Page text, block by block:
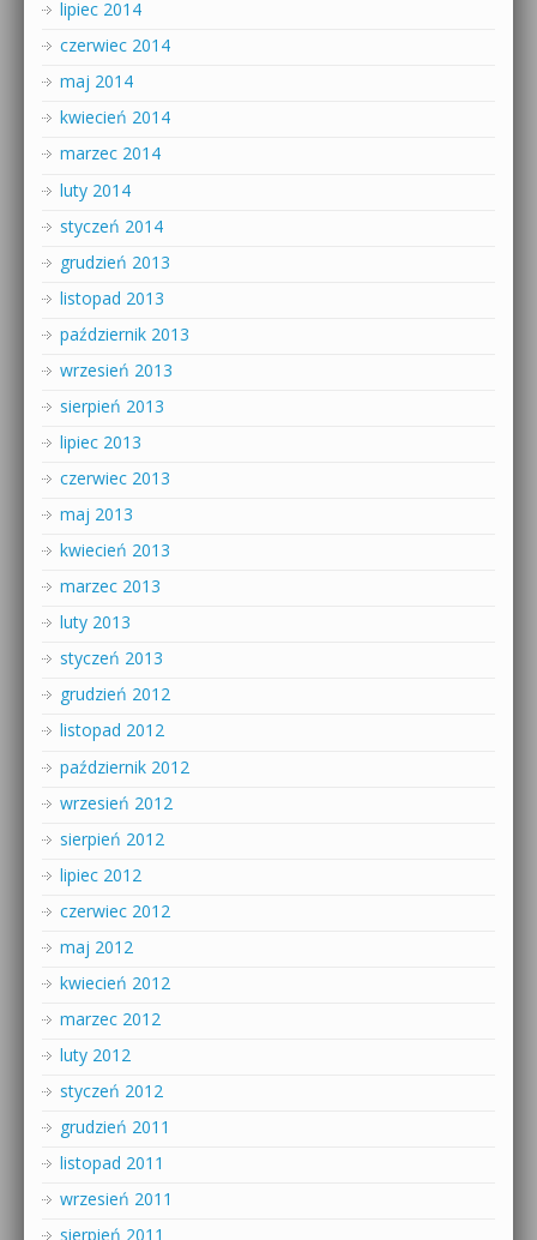
lipiec 2014
czerwiec 2014
maj 2014
kwiecień 2014
marzec 2014
luty 2014
styczeń 2014
grudzień 2013
listopad 2013
październik 2013
wrzesień 2013
sierpień 2013
lipiec 2013
czerwiec 2013
maj 2013
kwiecień 2013
marzec 2013
luty 2013
styczeń 2013
grudzień 2012
listopad 2012
październik 2012
wrzesień 2012
sierpień 2012
lipiec 2012
czerwiec 2012
maj 2012
kwiecień 2012
marzec 2012
luty 2012
styczeń 2012
grudzień 2011
listopad 2011
wrzesień 2011
sierpień 2011